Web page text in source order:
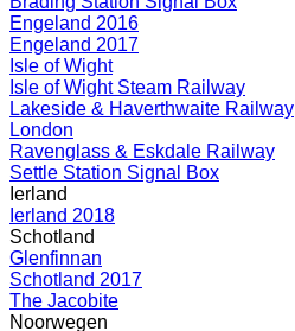
Engeland 2016
Engeland 2017
Isle of Wight
Isle of Wight Steam Railway
Lakeside & Haverthwaite Railway
London
Ravenglass & Eskdale Railway
Settle Station Signal Box
Ierland
Ierland 2018
Schotland
Glenfinnan
Schotland 2017
The Jacobite
Noorwegen